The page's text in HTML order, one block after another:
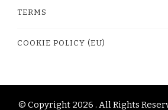
TERMS
COOKIE POLICY (EU)
© Copyright 2026 . All Rights